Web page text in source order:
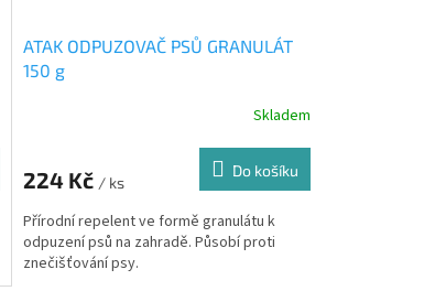
ATAK ODPUZOVAČ PSŮ GRANULÁT
150 g
Skladem
224 Kč / ks
Do košíku
Přírodní repelent ve formě granulátu k
odpuzení psů na zahradě. Působí proti
znečišťování psy.